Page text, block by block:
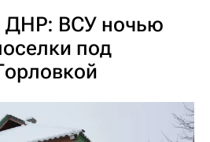
ВСУ ночью
под